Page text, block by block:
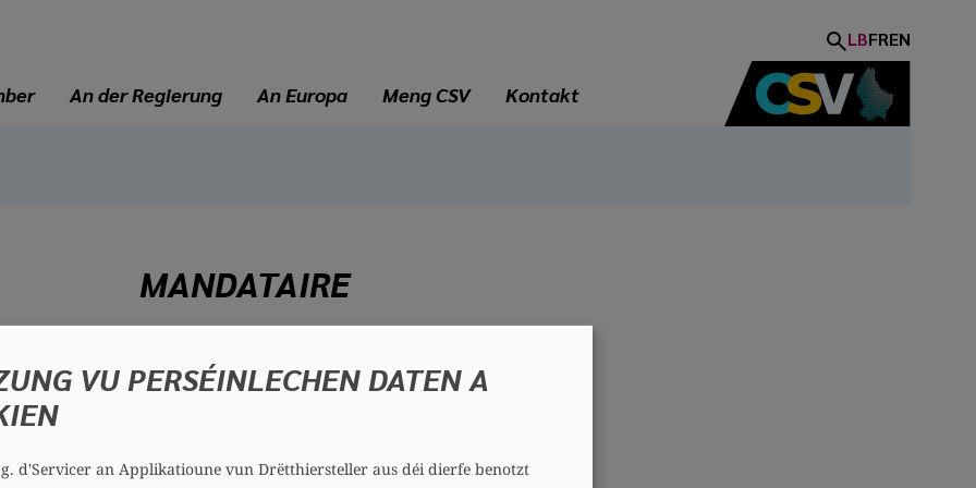
LBFREN
An der Regierung An Europa Meng CSV Kontakt
MANDATAIRE
Nadine WEIRICH
VU PERSÉINLECHEN DATEN A
d'Servicer an Applikatioune vun Drëtthiersteller aus déi dierfe benotzt